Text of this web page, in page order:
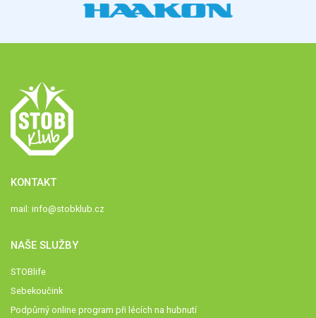
KONTAKT
mail: info@stobklub.cz
NAŠE SLUŽBY
STOBlife
Sebekoučink
Podpůrný online program při lécích na hubnutí